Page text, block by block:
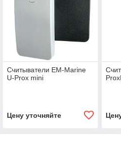
Считыватели EM-Marine
U-Prox mini
Цену уточняйте